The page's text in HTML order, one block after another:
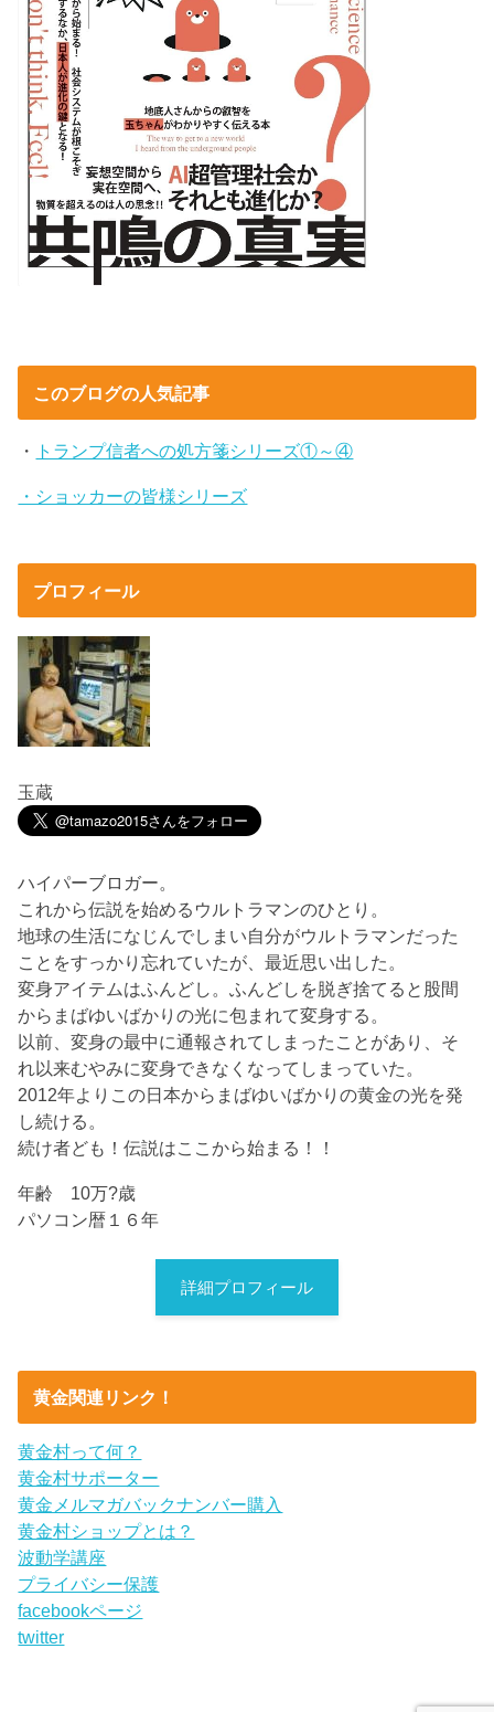
このブログの人気記事
・ トランプ信者への処方箋シリーズ①～④
・ショッカーの皆様シリーズ
プロフィール
玉蔵
ハイパーブロガー。
これから伝説を始めるウルトラマンのひとり。
地球の生活になじんでしまい自分がウルトラマンだった
ことをすっかり忘れていたが、最近思い出した。
変身アイテムはふんどし。ふんどしを脱ぎ捨てると股間
からまばゆいばかりの光に包まれて変身する。
以前、変身の最中に通報されてしまったことがあり、そ
れ以来むやみに変身できなくなってしまっていた。
2012年よりこの日本からまばゆいばかりの黄金の光を発
し続ける。
続け者ども！伝説はここから始まる！！
年齢 10万?歳
パソコン暦１６年
詳細プロフィール
黄金関連リンク！
黄金村って何？
黄金村サポーター
黄金メルマガバックナンバー購入
黄金村ショップとは？
波動学講座
プライバシー保護
facebookページ
twitter